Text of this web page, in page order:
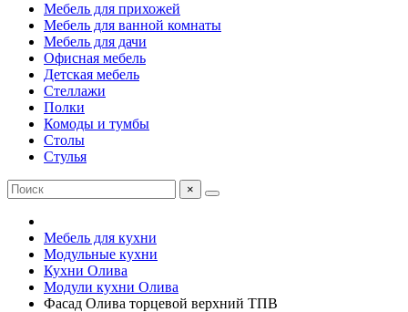
Мебель для прихожей
Мебель для ванной комнаты
Мебель для дачи
Офисная мебель
Детская мебель
Стеллажи
Полки
Комоды и тумбы
Столы
Стулья
×
Мебель для кухни
Модульные кухни
Кухни Олива
Модули кухни Олива
Фасад Олива торцевой верхний ТПВ